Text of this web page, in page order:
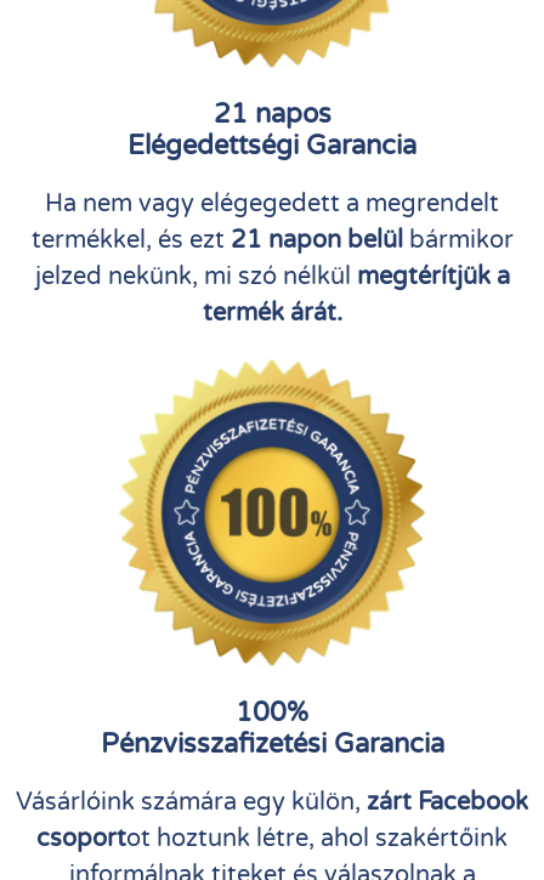
21 napos
Elégedettségi Garancia
Ha nem vagy elégegedett a megrendelt
termékkel, és ezt 21 napon belülbármikor
jelzed nekünk, mi szó nélkül megtérítjük a
termék árát.
100%
Pénzvisszafizetési Garancia
Vásárlóink számára egy külön, zárt Facebook
csoportot hoztunk létre, ahol szakértőink